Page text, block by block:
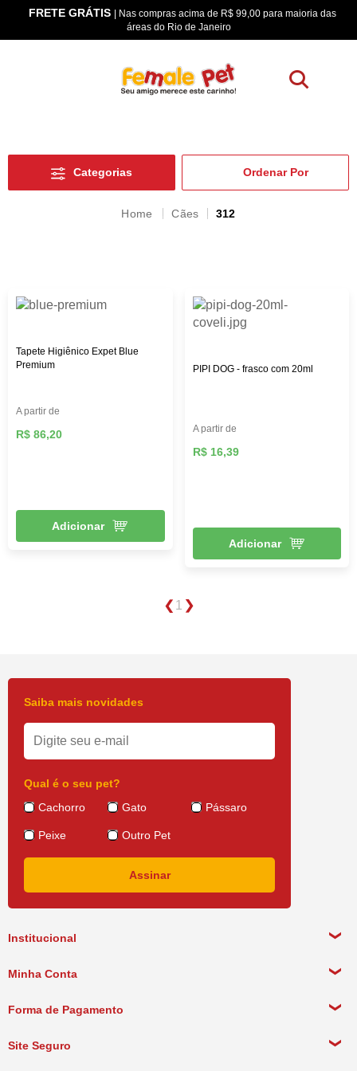
FRETE GRÁTIS | Nas compras acima de R$ 99,00 para maioria das
áreas do Rio de Janeiro
Cães 312
Categorias
Tapete Higiênico Expet Blue
Premium
A partir de
R$ 86,20
Adicionar
PIPI DOG - frasco com 20ml
A partir de
R$ 16,39
Adicionar
1
Institucional
Política de Pagamento
Política de Entrega
Minha Conta
Forma de Pagamento
Site Seguro
Saiba mais novidades
Qual é o seu pet?
Cachorro
Gato Pássaro
Peixe Outro Pet